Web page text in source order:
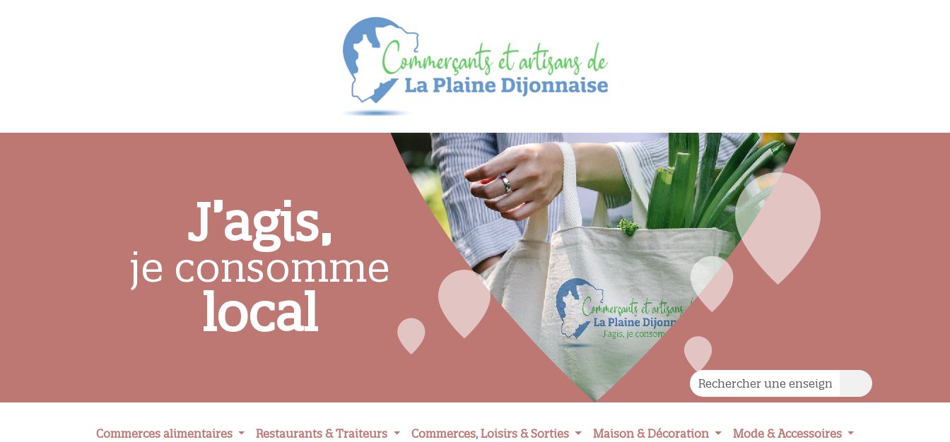
J’agis,
je consomme
local
Commerces alimentaires Restaurants & Traiteurs Commerces, Loisirs & Sorties Maison & Décoration
Mode & Accessoires